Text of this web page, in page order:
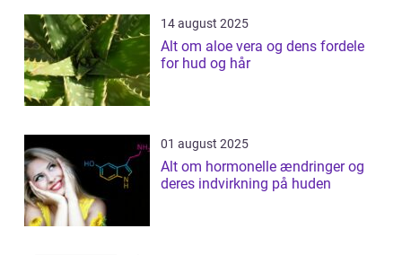
14 august 2025
Alt om aloe vera og dens fordele
for hud og hår
01 august 2025
Alt om hormonelle ændringer og
deres indvirkning på huden